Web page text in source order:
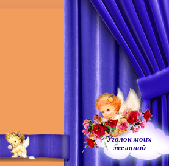
Уголок моих
желаний